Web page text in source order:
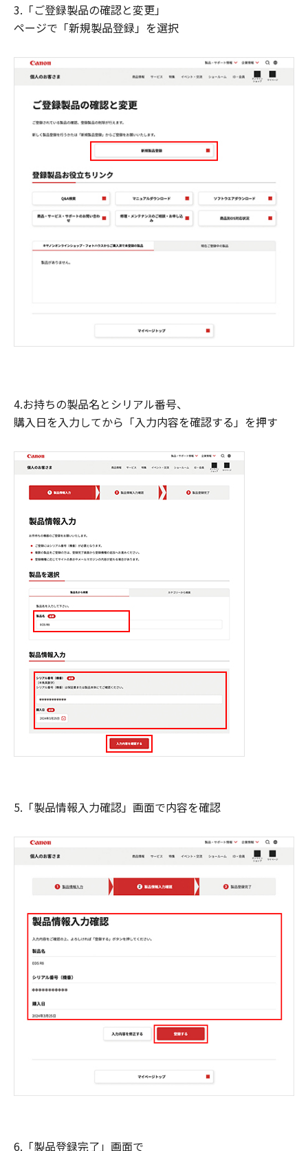
3.「ご登録製品の確認と変更」
ページで「新規製品登録」を選択
4.お持ちの製品名とシリアル番号、
購入日を入力してから「入力内容を確認する」を押す
5.「製品情報入力確認」画面で内容を確認
6.「製品登録完了」画面で